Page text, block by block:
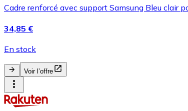
Cadre renforcé avec support Samsung Bleu clair
34,85 €
En stock
Voir l’offre